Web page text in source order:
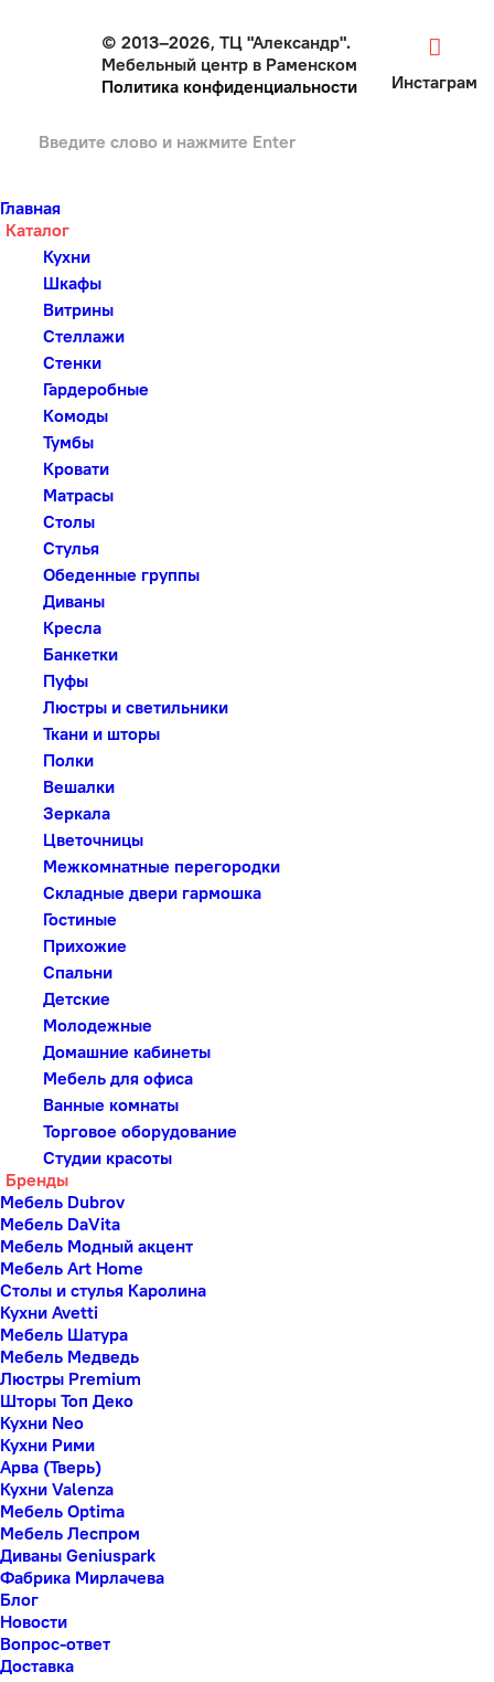
© 2013–2026, ТЦ "Александр".
Мебельный центр в Раменском
Политика конфиденциальности
Инстаграм
Главная
Каталог
Кухни
Шкафы
Витрины
Стеллажи
Стенки
Гардеробные
Комоды
Тумбы
Кровати
Матрасы
Столы
Стулья
Обеденные группы
Диваны
Кресла
Банкетки
Пуфы
Люстры и светильники
Ткани и шторы
Полки
Вешалки
Зеркала
Цветочницы
Межкомнатные перегородки
Складные двери гармошка
Гостиные
Прихожие
Спальни
Детские
Молодежные
Домашние кабинеты
Мебель для офиса
Ванные комнаты
Торговое оборудование
Студии красоты
Бренды
Мебель Dubrov
Мебель DaVita
Мебель Модный акцент
Мебель Art Home
Столы и стулья Каролина
Кухни Avetti
Мебель Шатура
Мебель Медведь
Люстры Premium
Шторы Топ Деко
Кухни Neo
Кухни Рими
Арва (Тверь)
Кухни Valenza
Мебель Optima
Мебель Леспром
Диваны Geniuspark
Фабрика Мирлачева
Блог
Новости
Вопрос-ответ
Доставка